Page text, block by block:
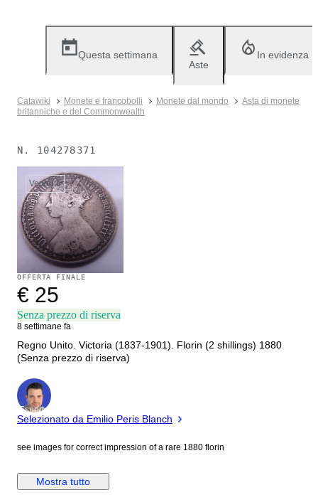
Questa settimana
Aste
In evidenza
Catawiki Monete e francobolli Monete dal mondo
Asta di monete
britanniche e del Commonwealth
N. 104278371
Venduto
OFFERTA FINALE
€ 25
Senza prezzo di riserva
8 settimane fa
Regno Unito. Victoria (1837-1901). Florin (2 shillings) 1880
(Senza prezzo di riserva)
Esperto
Selezionato da Emilio Peris Blanch
see images for correct impression of a rare 1880 florin
Mostra tutto